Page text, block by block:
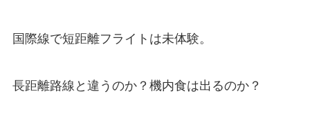
国際線で短距離フライトは未体験。
長距離路線と違うのか？機内食は出るのか？